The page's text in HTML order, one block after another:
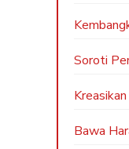
Soroti
Bawa